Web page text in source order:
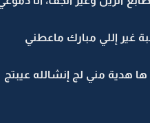
غير إللي مبارك ماعطني
هدية مني لج إنشالله عيبتج